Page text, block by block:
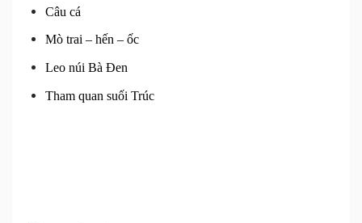
Câu cá
Mò trai – hến – ốc
Leo núi Bà Đen
Tham quan suối Trúc